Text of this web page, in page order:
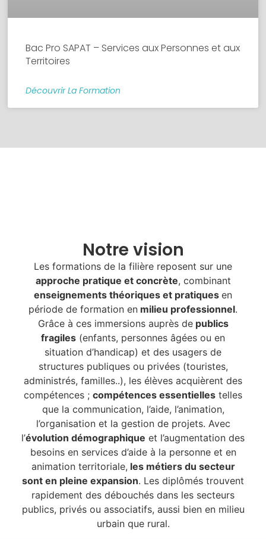
Bac Pro SAPAT – Services aux Personnes et aux
Territoires
Découvrir La Formation
Notre vision
Les formations de la filière reposent sur une
approche pratique et concrète, combinant
enseignements théoriques et pratiques en
période de formation en milieu professionnel.
Grâce à ces immersions auprès depublics
fragiles (enfants, personnes âgées ou en
situation d’handicap) et des usagers de
structures publiques ou privées (touristes,
administrés, familles..), les élèves acquièrent des
compétences ; compétences essentielles telles
que la communication, l’aide, l’animation,
l’organisation et la gestion de projets. Avec
l’évolution démographique et l’augmentation des
besoins en services d’aide à la personne et en
animation territoriale, les métiers du secteur
sont en pleine expansion. Les diplômés trouvent
rapidement des débouchés dans les secteurs
publics, privés ou associatifs, aussi bien en milieu
urbain que rural.